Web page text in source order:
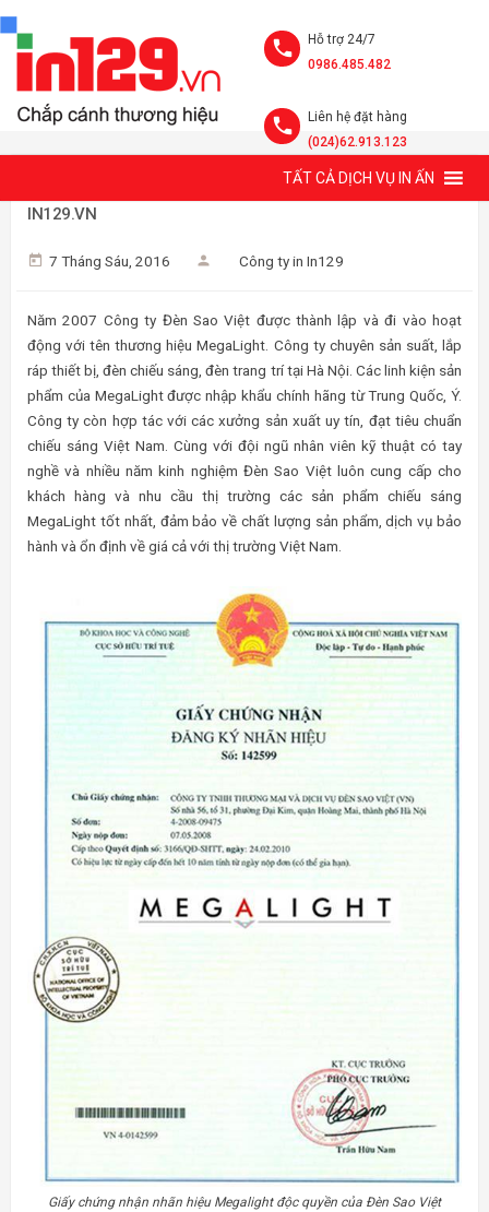
Hỗ trợ 24/7
0986.485.482
Liên hệ đặt hàng
(024)62.913.123
TẤT CẢ DỊCH VỤ IN ẤN
IN TEM BẢO HÀNH THIẾT BỊ ĐÈN CHIẾU SÁNG MEGALIGHT -
IN129.VN
7 Tháng Sáu, 2016 Công ty in In129
Năm 2007 Công ty Đèn Sao Việt được thành lập và đi vào hoạt
động với tên thương hiệu MegaLight. Công ty chuyên sản suất, lắp
ráp thiết bị, đèn chiếu sáng, đèn trang trí tại Hà Nội. Các linh kiện sản
phẩm của MegaLight được nhập khẩu chính hãng từ Trung Quốc, Ý.
Công ty còn hợp tác với các xưởng sản xuất uy tín, đạt tiêu chuẩn
chiếu sáng Việt Nam. Cùng với đội ngũ nhân viên kỹ thuật có tay
nghề và nhiều năm kinh nghiệm Đèn Sao Việt luôn cung cấp cho
khách hàng và nhu cầu thị trường các sản phẩm chiếu sáng
MegaLight tốt nhất, đảm bảo về chất lượng sản phẩm, dịch vụ bảo
hành và ổn định về giá cả với thị trường Việt Nam.
Giấy chứng nhận nhãn hiệu Megalight độc quyền của Đèn Sao Việt